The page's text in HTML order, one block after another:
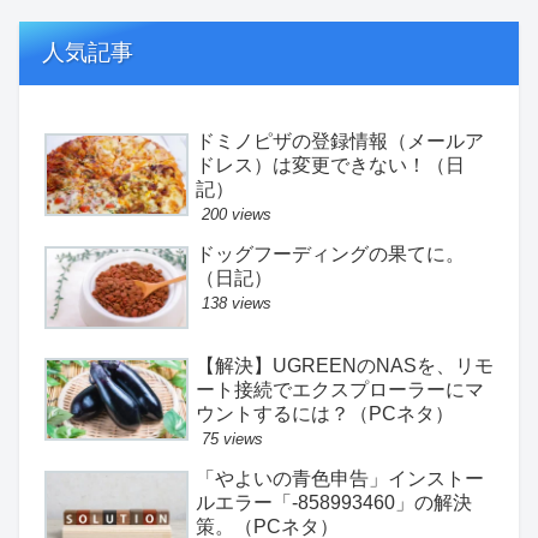
人気記事
ドミノピザの登録情報（メールア
ドレス）は変更できない！（日
記）
200 views
ドッグフーディングの果てに。
（日記）
138 views
【解決】UGREENのNASを、リモ
ート接続でエクスプローラーにマ
ウントするには？（PCネタ）
75 views
「やよいの青色申告」インストー
ルエラー「-858993460」の解決
策。（PCネタ）